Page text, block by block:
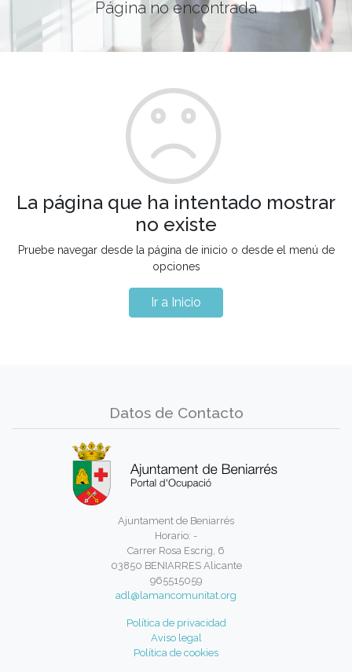
Página no encontrada
La página que ha intentado mostrar
no existe
Pruebe navegar desde la página de inicio o desde el menú de
opciones
Ir a Inicio
Datos de Contacto
Ajuntament de Beniarrés
Horario: -
Carrer Rosa Escrig, 6
03850 BENIARRES Alicante
965515059
adl@lamancomunitat.org
Política de privacidad
Aviso legal
Política de cookies